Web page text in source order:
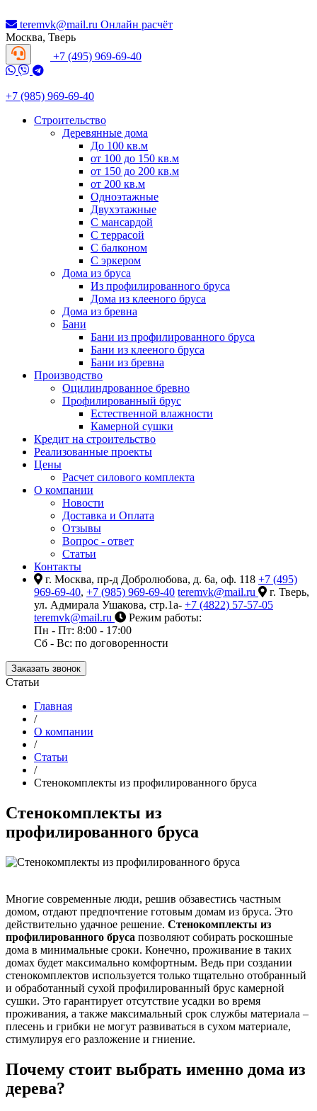
teremvk@mail.ru Онлайн расчёт
Москва, Тверь
+7 (495) 969-69-40
+7 (985) 969-69-40
Строительство
Деревянные дома
До 100 кв.м
от 100 до 150 кв.м
от 150 до 200 кв.м
от 200 кв.м
Одноэтажные
Двухэтажные
С мансардой
С террасой
С балконом
С эркером
Дома из бруса
Из профилированного бруса
Дома из клееного бруса
Дома из бревна
Бани
Бани из профилированного бруса
Бани из клееного бруса
Бани из бревна
Производство
Оцилиндрованное бревно
Профилированный брус
Естественной влажности
Камерной сушки
Кредит на строительство
Реализованные проекты
Цены
Расчет силового комплекта
О компании
Новости
Доставка и Оплата
Отзывы
Вопрос - ответ
Статьи
Контакты
г. Москва, пр-д Добролюбова, д. 6а, оф. 118 +7 (495)
969-69-40, +7 (985) 969-69-40 teremvk@mail.ru
г. Тверь,
ул. Адмирала Ушакова, стр.1а- +7 (4822) 57-57-05
teremvk@mail.ru
Режим работы:
Пн - Пт: 8:00 - 17:00
Сб - Вс: по договоренности
Заказать звонок
Статьи
Главная
/
О компании
/
Статьи
/
Стенокомплекты из профилированного бруса
Стенокомплекты из
профилированного бруса
Многие современные люди, решив обзавестись частным
домом, отдают предпочтение готовым домам из бруса. Это
действительно удачное решение. Стенокомплекты из
профилированного бруса позволяют собирать роскошные
дома в минимальные сроки. Конечно, проживание в таких
домах будет максимально комфортным. Ведь при создании
стенокомплектов используется только тщательно отобранный
и обработанный сухой профилированный брус камерной
сушки. Это гарантирует отсутствие усадки во время
проживания, а также максимальный срок службы материала –
плесень и грибки не могут развиваться в сухом материале,
стимулируя его разложение и гниение.
Почему стоит выбрать именно дома из
дерева?